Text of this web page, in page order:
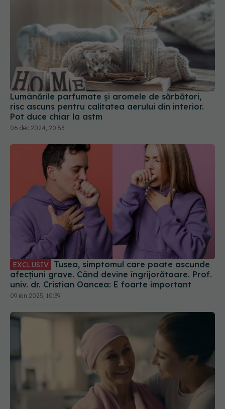
Lumânările parfumate și aromele de sărbători,
risc ascuns pentru calitatea aerului din interior.
Pot duce chiar la astm
06 dec 2024, 20:53
EXCLUSIV
afecțiuni grave. Când devine îngrijorătoare. Prof.
univ. dr. Cristian Oancea: E foarte important
09 ian 2025, 10:39